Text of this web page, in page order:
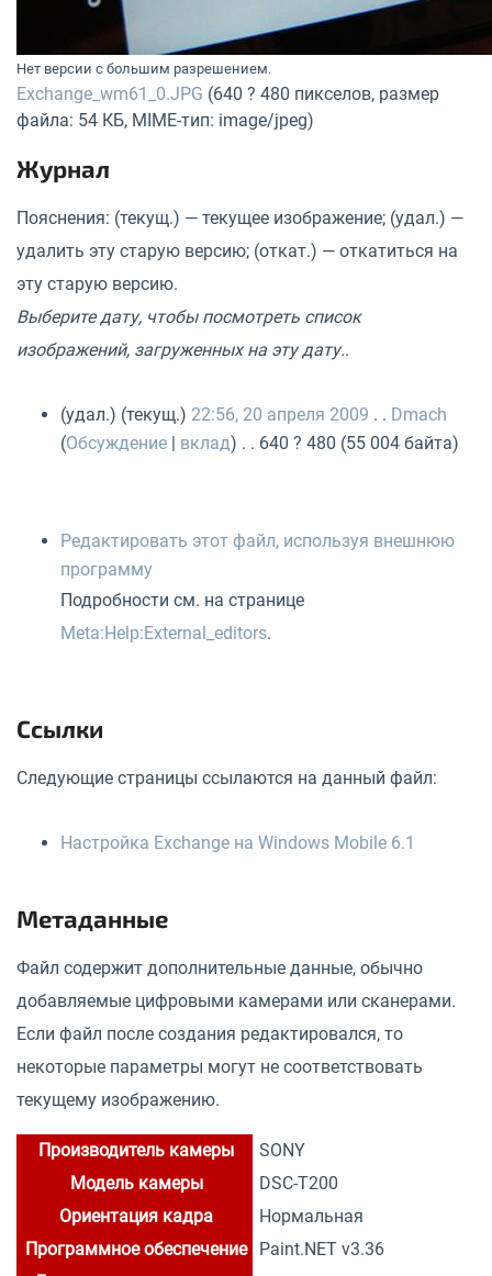
Нет версии с большим разрешением.
Exchange_wm61_0.JPG (640 ? 480 пикселов, размер
файла: 54 КБ, MIME-тип: image/jpeg)
Журнал
Пояснения: (текущ.) — текущее изображение; (удал.) —
удалить эту старую версию; (откат.) — откатиться на
эту старую версию.
Выберите дату, чтобы посмотреть список
изображений, загруженных на эту дату..
(удал.) (текущ.) 22:56, 20 апреля 2009 . . Dmach
(Обсуждение | вклад) . . 640 ? 480 (55 004 байта)
Редактировать этот файл, используя внешнюю
программу
Подробности см. на странице
Meta:Help:External_editors.
Ссылки
Следующие страницы ссылаются на данный файл:
Настройка Exchange на Windows Mobile 6.1
Метаданные
Файл содержит дополнительные данные, обычно
добавляемые цифровыми камерами или сканерами.
Если файл после создания редактировался, то
некоторые параметры могут не соответствовать
текущему изображению.
Производитель камеры
SONY
Модель камеры
DSC-T200
Ориентация кадра
Нормальная
Программное обеспечение
Paint.NET v3.36